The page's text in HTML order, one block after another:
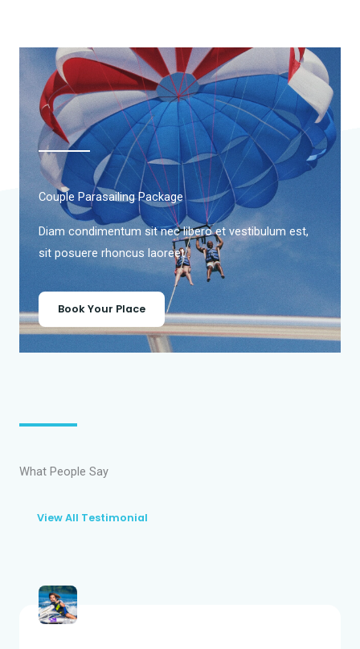
Couple Parasailing Package
Diam condimentum sit nec libero et vestibulum est,
sit posuere rhoncus laoreet .
Book Your Place
What People Say
View All Testimonial